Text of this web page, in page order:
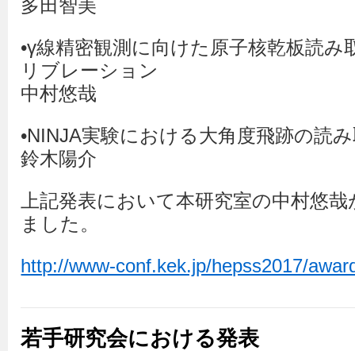
多田智美
•γ線精密観測に向けた原子核乾板読
リブレーション
中村悠哉
•NINJA実験における大角度飛跡の読
鈴木陽介
上記発表において本研究室の中村悠
ました。
http://www-conf.kek.jp/hepss2017/
若手研究会における発表